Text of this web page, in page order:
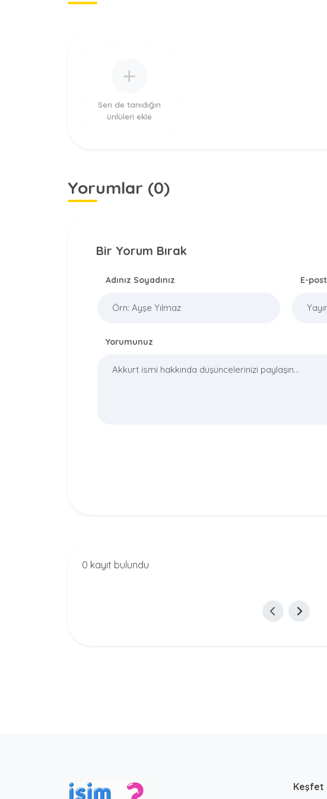
Sen de tanıdığın
ünlüleri ekle
Yorumlar (0)
Bir Yorum Bırak
Adınız Soyadınız E-
Yorumunuz
0 kayıt bulundu
Keşfet